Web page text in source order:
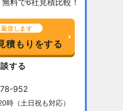
信します
積もりをする
する
（土日祝も対応）